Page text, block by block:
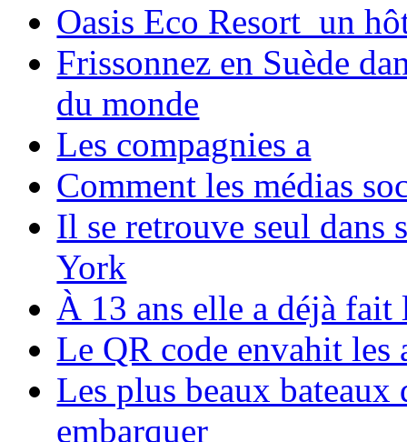
Oasis Eco Resort un
Frissonnez en Suède
du monde
Les compagnies a
Comment les médias
Il se retrouve seul dans
York
À 13 ans elle a déjà
Le QR code envahit les
Les plus beaux bateaux
embarquer